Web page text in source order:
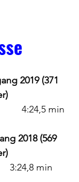
2019 (371
213.	Samuel	Frank	4:24,5 min
2018 (569
17.	 Lena	 Menzel 	3:24,8 min